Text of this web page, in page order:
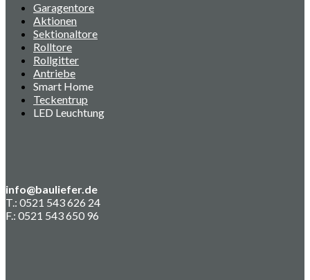
Garagentore
Aktionen
Sektionaltore
Rolltore
Rollgitter
Antriebe
Smart Home
Teckentrup
LED Leuchtung
info@bauliefer.de
T.: 0521 543 626 24
F.: 0521 543 650 96